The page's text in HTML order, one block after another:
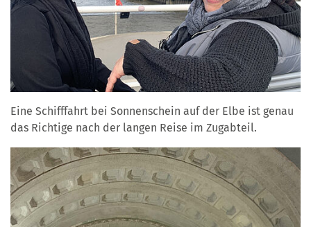
Eine Schifffahrt bei Sonnenschein auf der Elbe ist genau
das Richtige nach der langen Reise im Zugabteil.